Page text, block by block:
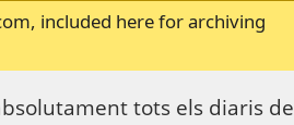
included here for archiving
tots els diaris de